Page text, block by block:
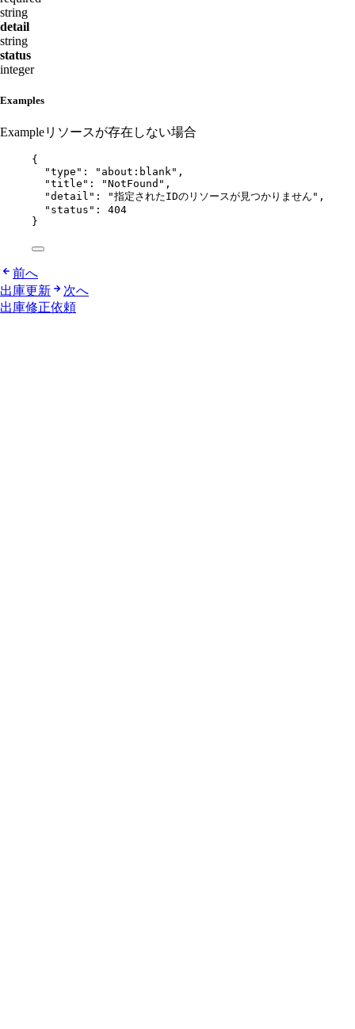
string
detail
string
status
integer
Examples
Exampleリソースが存在しない場合
{
"type" : " about:blank " ,
"title" : "NotFound " ,
"detail" : "指定されたIDのリソースが見つかりません " ,
"status" : 404
}
前へ
出庫更新
次へ
出庫修正依頼